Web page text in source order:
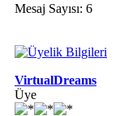
Mesaj Sayısı: 6
VirtualDreams
Üye